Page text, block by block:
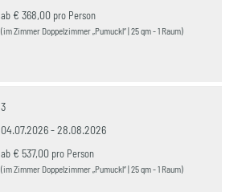
ab € 368,00 pro Person
(im Zimmer Doppelzimmer „Pumuckl“ | 25 qm - 1 Raum)
3
04.07.2026-28.08.2026
ab € 537,00 pro Person
(im Zimmer Doppelzimmer „Pumuckl“ | 25 qm - 1 Raum)